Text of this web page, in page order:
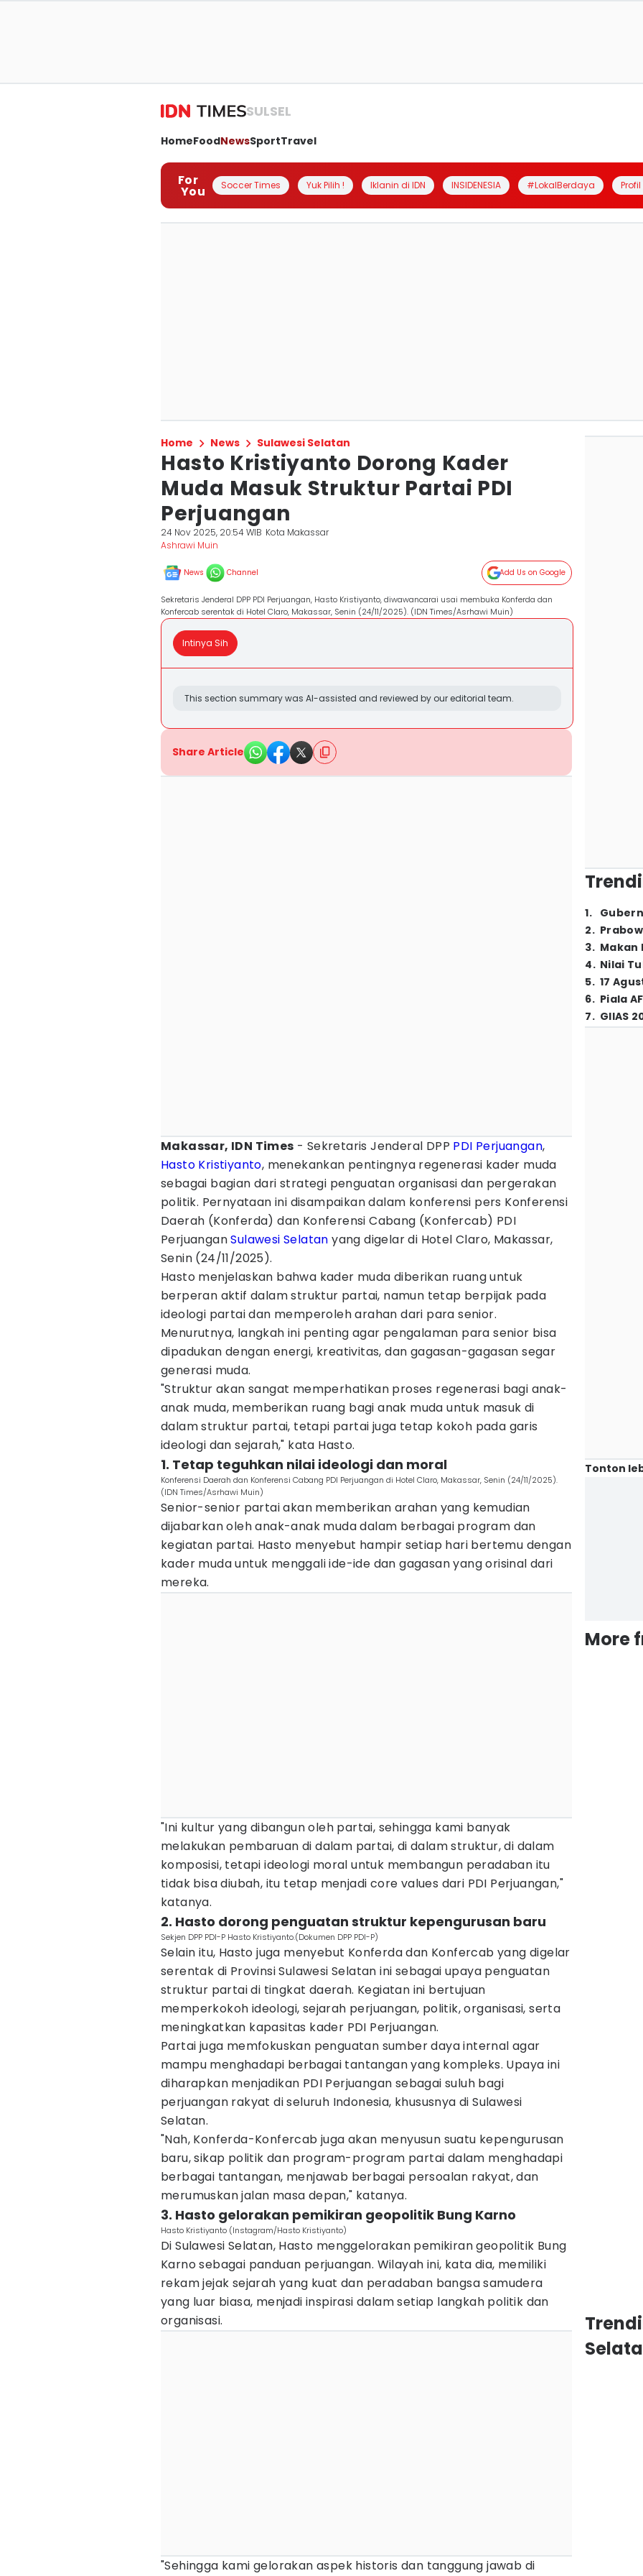
SULSEL
HomeFoodNewsSportTravel
For
You Soccer Times Yuk Pilih ! Iklanin di IDN INSIDENESIA #LokalBerdaya
Home News Sulawesi Selatan
Hasto Kristiyanto Dorong Kader
Muda Masuk Struktur Partai PDI
Perjuangan
24 Nov 2025, 20:54 WIB Kota Makassar
Ashrawi Muin
News Channel Add Us on Google
Sekretaris Jenderal DPP PDI Perjuangan, Hasto Kristiyanto, diwawancarai usai membuka Konferda dan
Konfercab serentak di Hotel Claro, Makassar, Senin (24/11/2025). (IDN Times/Asrhawi Muin)
Intinya Sih
This section summary was AI-assisted and reviewed by our editorial team.
Share Article
Makassar, IDN Times - Sekretaris Jenderal DPP PDI Perjuangan,
Hasto Kristiyanto, menekankan pentingnya regenerasi kader muda
sebagai bagian dari strategi penguatan organisasi dan pergerakan
politik. Pernyataan ini disampaikan dalam konferensi pers Konferensi
Daerah (Konferda) dan Konferensi Cabang (Konfercab) PDI
PerjuanganSulawesi Selatan yang digelar di Hotel Claro, Makassar,
Senin (24/11/2025).
Hasto menjelaskan bahwa kader muda diberikan ruang untuk
berperan aktif dalam struktur partai, namun tetap berpijak pada
ideologi partai dan memperoleh arahan dari para senior.
Menurutnya, langkah ini penting agar pengalaman para senior bisa
dipadukan dengan energi, kreativitas, dan gagasan-gagasan segar
generasi muda.
"Struktur akan sangat memperhatikan proses regenerasi bagi anak-
anak muda, memberikan ruang bagi anak muda untuk masuk di
dalam struktur partai, tetapi partai juga tetap kokoh pada garis
ideologi dan sejarah," kata Hasto.
1. Tetap teguhkan nilai ideologi dan moral
Konferensi Daerah dan Konferensi Cabang PDI Perjuangan di Hotel Claro, Makassar, Senin (24/11/2025).
(IDN Times/Asrhawi Muin)
Senior-senior partai akan memberikan arahan yang kemudian
dijabarkan oleh anak-anak muda dalam berbagai program dan
kegiatan partai. Hasto menyebut hampir setiap hari bertemu dengan
kader muda untuk menggali ide-ide dan gagasan yang orisinal dari
mereka.
"Ini kultur yang dibangun oleh partai, sehingga kami banyak
melakukan pembaruan di dalam partai, di dalam struktur, di dalam
komposisi, tetapi ideologi moral untuk membangun peradaban itu
tidak bisa diubah, itu tetap menjadi core values dari PDI Perjuangan,"
katanya.
2. Hasto dorong penguatan struktur kepengurusan baru
Sekjen DPP PDI-P Hasto Kristiyanto.(Dokumen DPP PDI-P)
Selain itu, Hasto juga menyebut Konferda dan Konfercab yang digelar
serentak di Provinsi Sulawesi Selatan ini sebagai upaya penguatan
struktur partai di tingkat daerah. Kegiatan ini bertujuan
memperkokoh ideologi, sejarah perjuangan, politik, organisasi, serta
meningkatkan kapasitas kader PDI Perjuangan.
Partai juga memfokuskan penguatan sumber daya internal agar
mampu menghadapi berbagai tantangan yang kompleks. Upaya ini
diharapkan menjadikan PDI Perjuangan sebagai suluh bagi
perjuangan rakyat di seluruh Indonesia, khususnya di Sulawesi
Selatan.
"Nah, Konferda-Konfercab juga akan menyusun suatu kepengurusan
baru, sikap politik dan program-program partai dalam menghadapi
berbagai tantangan, menjawab berbagai persoalan rakyat, dan
merumuskan jalan masa depan," katanya.
3. Hasto gelorakan pemikiran geopolitik Bung Karno
Hasto Kristiyanto (Instagram/Hasto Kristiyanto)
Di Sulawesi Selatan, Hasto menggelorakan pemikiran geopolitik Bung
Karno sebagai panduan perjuangan. Wilayah ini, kata dia, memiliki
rekam jejak sejarah yang kuat dan peradaban bangsa samudera
yang luar biasa, menjadi inspirasi dalam setiap langkah politik dan
organisasi.
"Sehingga kami gelorakan aspek historis dan tanggung jawab di
1.
2.
3. Makan
4. Nilai
5. 17
6. Piala
7. GIIAS
Tonton
More